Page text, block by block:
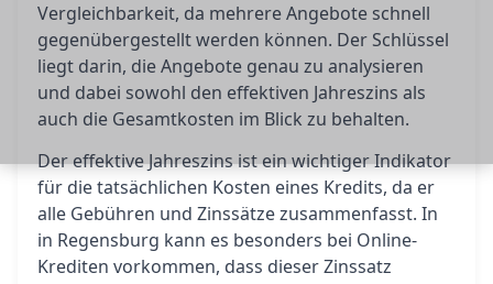
Vergleichbarkeit, da mehrere Angebote schnell
gegenübergestellt werden können. Der Schlüssel
liegt darin, die Angebote genau zu analysieren
und dabei sowohl den effektiven Jahreszins als
auch die Gesamtkosten im Blick zu behalten.
Der effektive Jahreszins ist ein wichtiger Indikator
für die tatsächlichen Kosten eines Kredits, da er
alle Gebühren und Zinssätze zusammenfasst. In
in Regensburg kann es besonders bei Online-
Krediten vorkommen, dass dieser Zinssatz